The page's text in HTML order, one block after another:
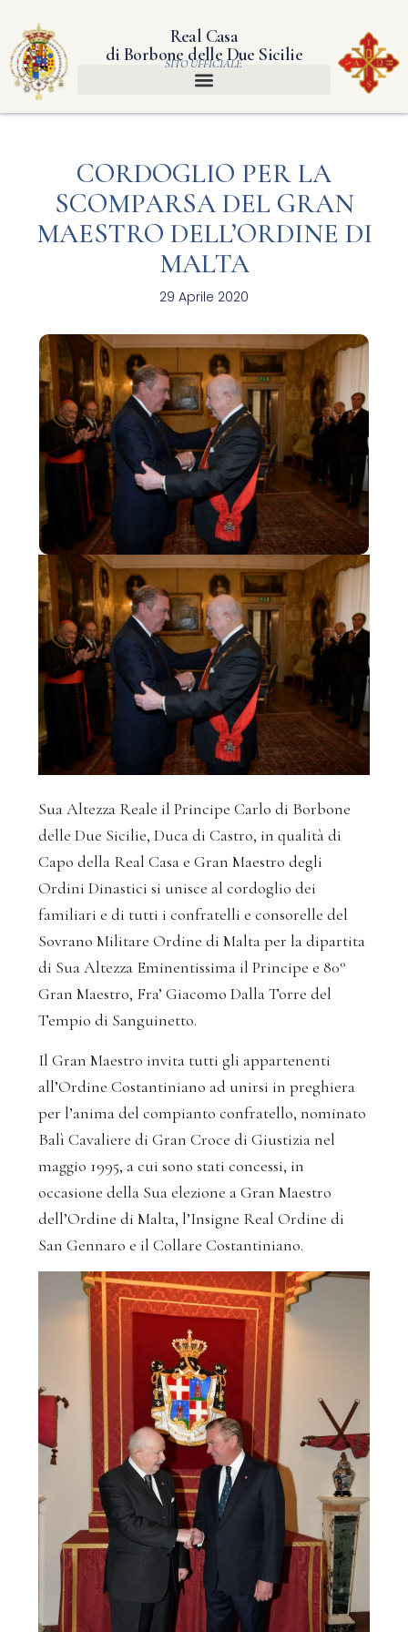
Real Casa
di Borbone delle Due Sicilie
SITO UFFICIALE
CORDOGLIO PER LA
SCOMPARSA DEL GRAN
MAESTRO DELL’ORDINE DI
MALTA
29 Aprile 2020
Sua Altezza Reale il Principe Carlo di Borbone
delle Due Sicilie, Duca di Castro, in qualità di
Capo della Real Casa e Gran Maestro degli
Ordini Dinastici si unisce al cordoglio dei
familiari e di tutti i confratelli e consorelle del
Sovrano Militare Ordine di Malta per la dipartita
di Sua Altezza Eminentissima il Principe e 80°
Gran Maestro, Fra’ Giacomo Dalla Torre del
Tempio di Sanguinetto.
Il Gran Maestro invita tutti gli appartenenti
all’Ordine Costantiniano ad unirsi in preghiera
per l’anima del compianto confratello, nominato
Balì Cavaliere di Gran Croce di Giustizia nel
maggio 1995, a cui sono stati concessi, in
occasione della Sua elezione a Gran Maestro
dell’Ordine di Malta, l’Insigne Real Ordine di
San Gennaro e il Collare Costantiniano.